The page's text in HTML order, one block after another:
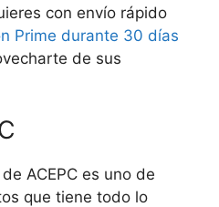
con envío rápido
Prime durante 30 días
de sus
ACEPC es uno de
que tiene todo lo